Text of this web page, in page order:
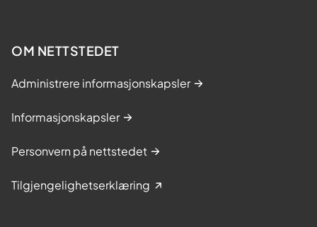
OM NETTSTEDET
Administrere informasjonskapsler
Informasjonskapsler
Personvern på nettstedet
Tilgjengelighetserklæring